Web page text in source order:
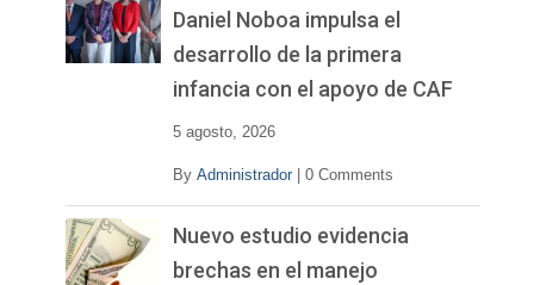
Daniel Noboa impulsa el
desarrollo de la primera
infancia con el apoyo de CAF
5 agosto, 2026
By Administrador 0 Comments
Nuevo estudio evidencia
brechas en el manejo